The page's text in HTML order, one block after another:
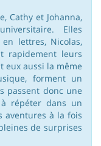
Cathy et Johanna,
Elles
lettres, Nicolas,
rapidement leurs
eux aussi la même
forment un
passent donc une
répéter dans un
aventures à la fois
de surprises